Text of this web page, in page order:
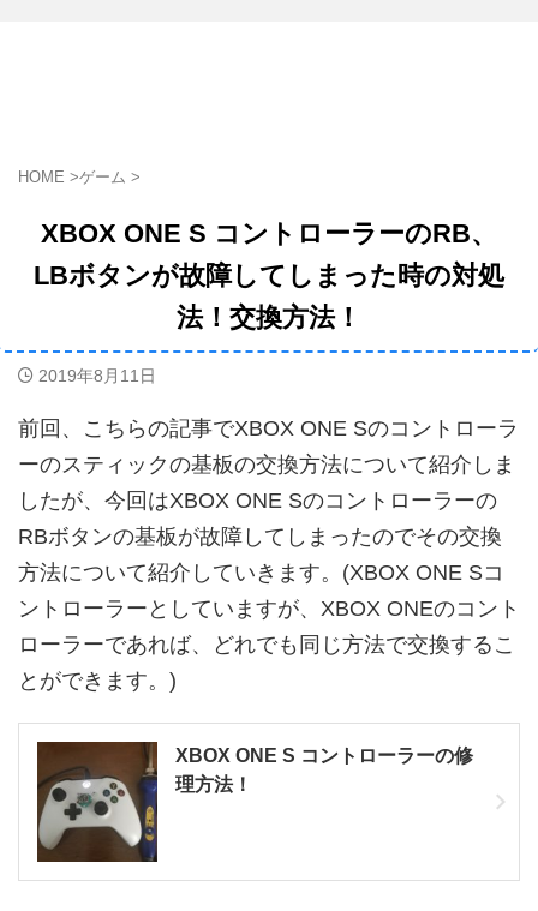
HOME >ゲーム >
XBOX ONE S コントローラーのRB、
LBボタンが故障してしまった時の対処
法！交換方法！
2019年8月11日
前回、こちらの記事でXBOX ONE Sのコントローラ
ーのスティックの基板の交換方法について紹介しま
したが、今回はXBOX ONE Sのコントローラーの
RBボタンの基板が故障してしまったのでその交換
方法について紹介していきます。(XBOX ONE Sコ
ントローラーとしていますが、XBOX ONEのコント
ローラーであれば、どれでも同じ方法で交換するこ
とができます。)
XBOX ONE S コントローラーの修
理方法！